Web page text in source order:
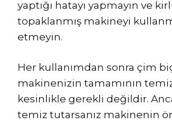
yaptığı hatayı yapmayın ve
topaklanmış makineyi
etmeyin.
Her kullanımdan sonra çim
makinenizin tamamının
kesinlikle gerekli değildir.
temiz tutarsanız makinenin